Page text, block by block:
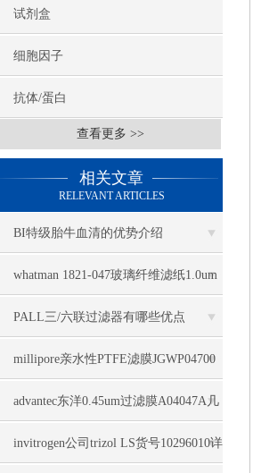
试剂盒
细胞因子
抗体/蛋白
查看更多 >>
相关文章
RELEVANT ARTICLES
BI特级胎牛血清的优势介绍
whatman 1821-047玻璃纤维滤纸1.0um
几大特点
PALL三/六联过滤器有哪些优点
millipore亲水性PTFE滤膜JGWP04700
几大特点
advantec东洋0.45um过滤膜A04047A几
大要素
invitrogen公司trizol LS货号10296010详